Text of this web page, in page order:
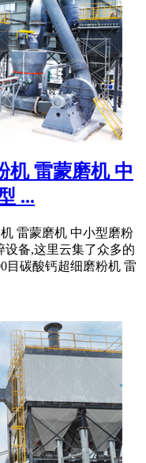
机 雷蒙磨机 中
...
雷蒙磨机 中小型磨粉
设备,这里云集了众多的
目碳酸钙超细磨粉机 雷